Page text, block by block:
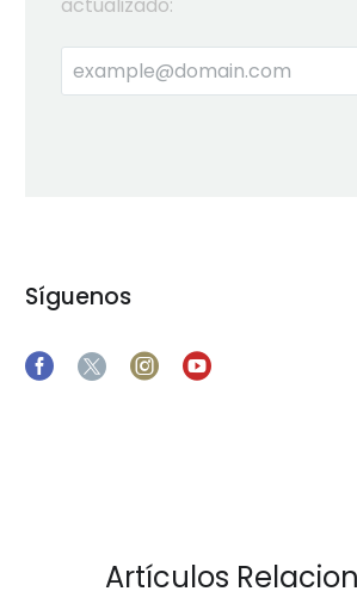
Síguenos
Artículos